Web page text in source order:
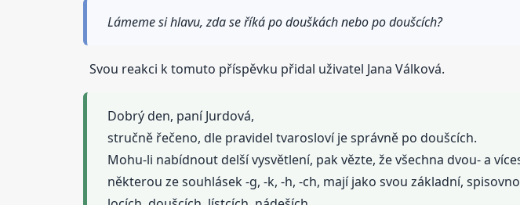
Lámeme si hlavu, zda se říká po douškách nebo po doušcích?
Svou reakci k tomuto příspěvku přidal uživatel Jana Válková.
Dobrý den, paní Jurdová,
stručně řečeno, dle pravidel tvarosloví je správně po doušcích.
Mohu-li nabídnout delší vysvětlení, pak vězte, že všechna dvou- a
některou ze souhlásek -g, -k, -h, -ch, mají jako svou základní,